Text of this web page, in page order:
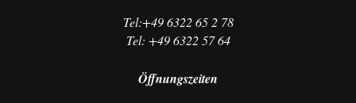
Tel:+49 6322 65 2 78
Tel: +49 6322 57 64
Öffnungszeiten